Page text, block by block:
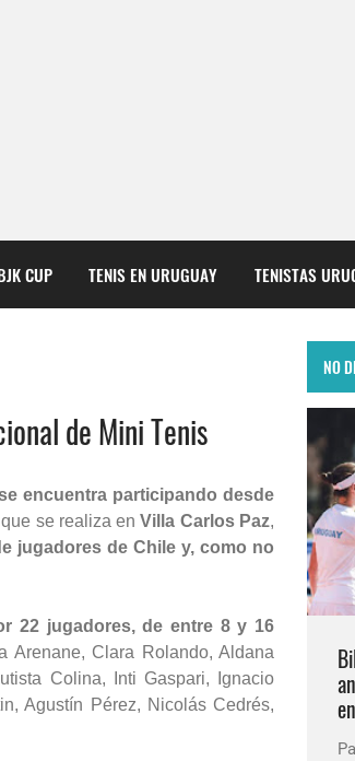
CUP TENIS EN URUGUAY TENISTAS
de Mini Tenis
encuentra participando desde
se realiza enVilla Carlos Paz,
jugadores de Chile y, como no
22 jugadores, de entre 8 y 16
Arenane, Clara Rolando, Aldana
Colina, Inti Gaspari, Ignacio
Agustín Pérez, Nicolás Cedrés,
NO